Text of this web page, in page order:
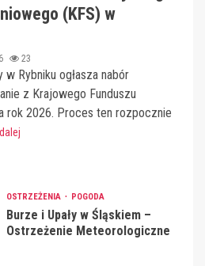
(KFS) w
23
Rybniku ogłasza nabór
z Krajowego Funduszu
rok 2026. Proces ten rozpocznie
OSTRZEŻENIA POGODA
Burze i Upały w Śląskiem –
Ostrzeżenie Meteorologiczne